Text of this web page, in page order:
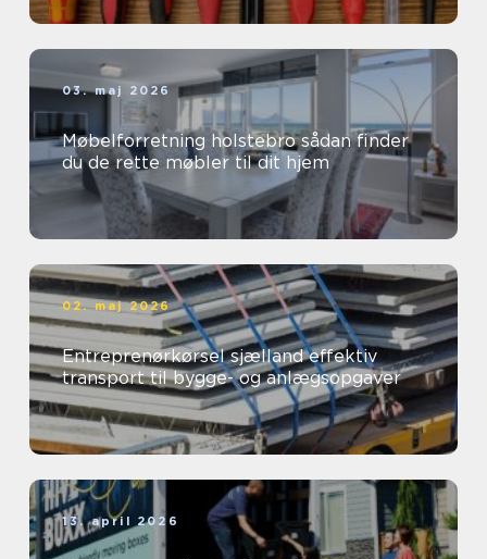
03. maj 2026
Møbelforretning holstebro sådan finder
du de rette møbler til dit hjem
02. maj 2026
Entreprenørkørsel sjælland effektiv
transport til bygge- og anlægsopgaver
13. april 2026